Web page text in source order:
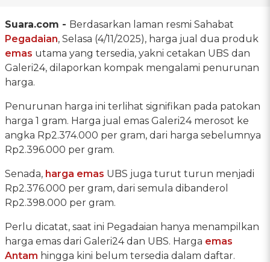
Suara.com - Berdasarkan laman resmi Sahabat
Pegadaian, Selasa (4/11/2025), harga jual dua produk
emas utama yang tersedia, yakni cetakan UBS dan
Galeri24, dilaporkan kompak mengalami penurunan
harga.
Penurunan harga ini terlihat signifikan pada patokan
harga 1 gram. Harga jual emas Galeri24 merosot ke
angka Rp2.374.000 per gram, dari harga sebelumnya
Rp2.396.000 per gram.
Senada, harga emas UBS juga turut turun menjadi
Rp2.376.000 per gram, dari semula dibanderol
Rp2.398.000 per gram.
Perlu dicatat, saat ini Pegadaian hanya menampilkan
harga emas dari Galeri24 dan UBS. Harga emas
Antam hingga kini belum tersedia dalam daftar.